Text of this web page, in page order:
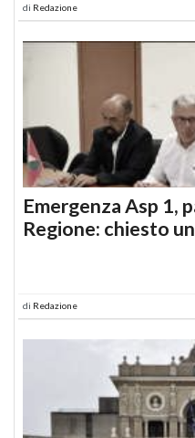
di Redazione
Emergenza Asp 1,
Regione: chiesto
di Redazione